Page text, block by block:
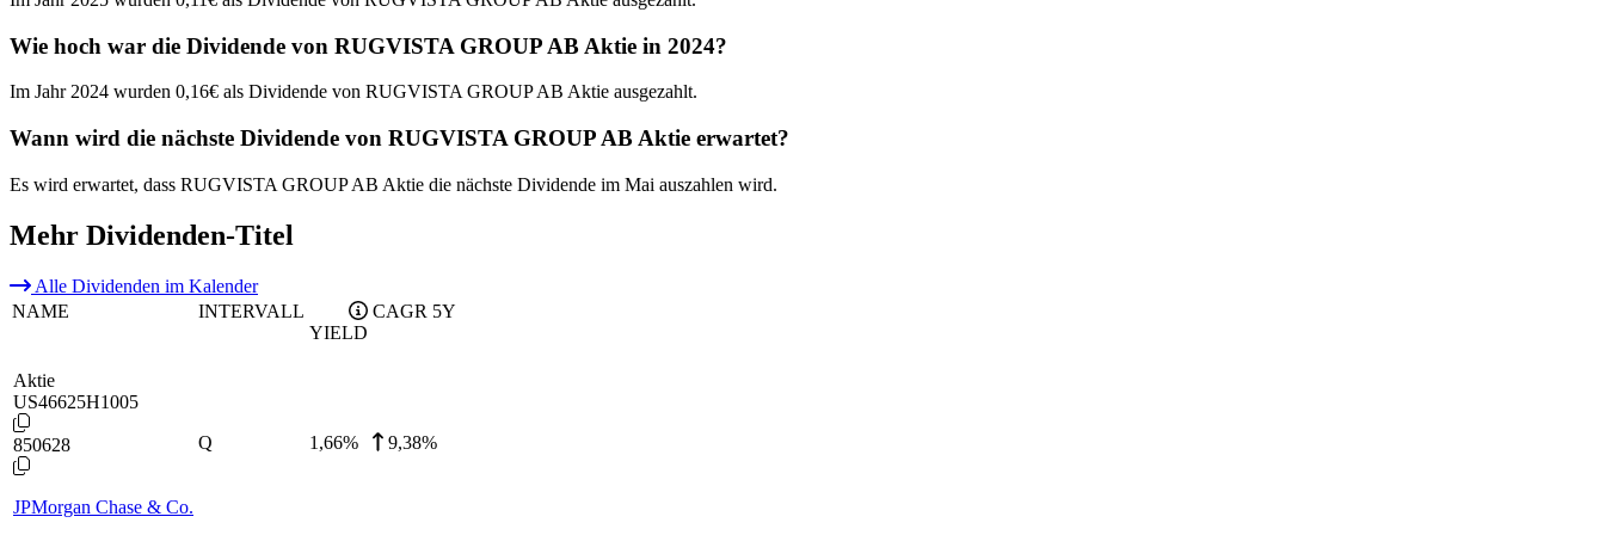
Wie hoch war die Dividende von RUGVISTA GROUP AB Aktie in 2024?
Im Jahr 2024 wurden 0,16€ als Dividende von RUGVISTA GROUP AB Aktie ausgezahlt.
Wann wird die nächste Dividende von RUGVISTA GROUP AB Aktie erwartet?
Es wird erwartet, dass RUGVISTA GROUP AB Aktie die nächste Dividende im Mai auszahlen wird.
Mehr Dividenden-Titel
Alle Dividenden im Kalender
NAME
INTERVALL
YIELD
CAGR 5Y
Aktie
US46625H1005
850628
JPMorgan Chase & Co.
Q 1,66% 9,38%